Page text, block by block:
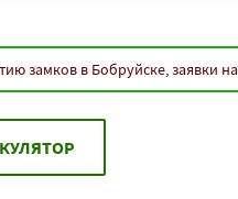
замков в Бобруйске, заявки